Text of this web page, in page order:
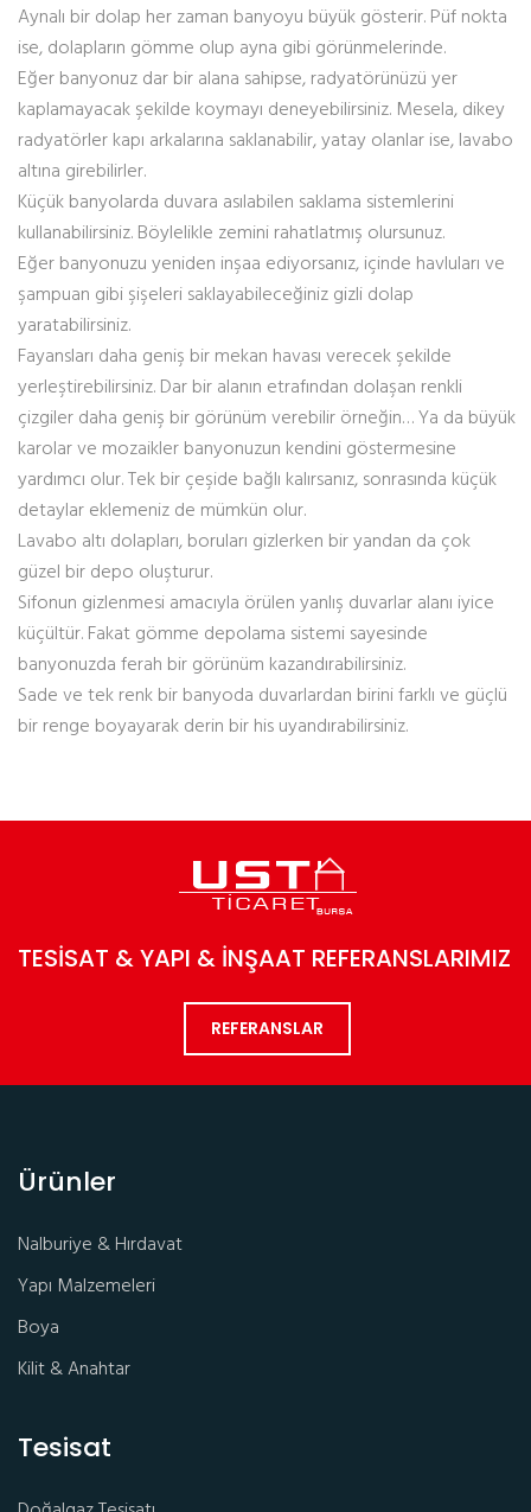
Aynalı bir dolap her zaman banyoyu büyük gösterir. Püf nokta
ise, dolapların gömme olup ayna gibi görünmelerinde.
Eğer banyonuz dar bir alana sahipse, radyatörünüzü yer
kaplamayacak şekilde koymayı deneyebilirsiniz. Mesela, dikey
radyatörler kapı arkalarına saklanabilir, yatay olanlar ise, lavabo
altına girebilirler.
Küçük banyolarda duvara asılabilen saklama sistemlerini
kullanabilirsiniz. Böylelikle zemini rahatlatmış olursunuz.
Eğer banyonuzu yeniden inşaa ediyorsanız, içinde havluları ve
şampuan gibi şişeleri saklayabileceğiniz gizli dolap
yaratabilirsiniz.
Fayansları daha geniş bir mekan havası verecek şekilde
yerleştirebilirsiniz. Dar bir alanın etrafından dolaşan renkli
çizgiler daha geniş bir görünüm verebilir örneğin… Ya da büyük
karolar ve mozaikler banyonuzun kendini göstermesine
yardımcı olur. Tek bir çeşide bağlı kalırsanız, sonrasında küçük
detaylar eklemeniz de mümkün olur.
Lavabo altı dolapları, boruları gizlerken bir yandan da çok
güzel bir depo oluşturur.
Sifonun gizlenmesi amacıyla örülen yanlış duvarlar alanı iyice
küçültür. Fakat gömme depolama sistemi sayesinde
banyonuzda ferah bir görünüm kazandırabilirsiniz.
Sade ve tek renk bir banyoda duvarlardan birini farklı ve güçlü
bir renge boyayarak derin bir his uyandırabilirsiniz.
TESİSAT & YAPI & İNŞAAT REFERANSLARIMIZ
REFERANSLAR
Ürünler
Nalburiye & Hırdavat
Yapı Malzemeleri
Boya
Kilit & Anahtar
Tesisat